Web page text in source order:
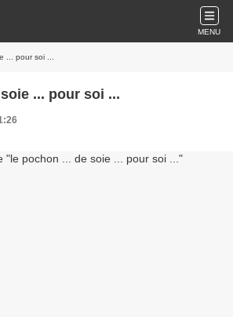
MENU
... pour soi ...
... pour soi ...